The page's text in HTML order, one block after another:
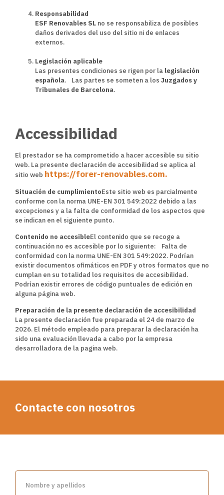
Responsabilidad
ESF Renovables SL no se responsabiliza de posibles
daños derivados del uso del sitio ni de enlaces
externos.
Legislación aplicable
Las presentes condiciones se rigen por la legislación
española. Las partes se someten a los Juzgados y
Tribunales de Barcelona.
Accessibilidad
El prestador se ha comprometido a hacer accesible su sitio
web. La presente declaración de accesibilidad se aplica al
sitio web https://forer-renovables.com.
Situación de cumplimientoEste sitio web es parcialmente
conforme con la norma UNE-EN 301 549:2022 debido a las
excepciones y a la falta de conformidad de los aspectos que
se indican en el siguiente punto.
Contenido no accesibleEl contenido que se recoge a
continuación no es accesible por lo siguiente: Falta de
conformidad con la norma UNE-EN 301 549:2022. Podrían
existir documentos ofimáticos en PDF y otros formatos que no
cumplan en su totalidad los requisitos de accesibilidad.
Podrían existir errores de código puntuales de edición en
alguna página web.
Preparación de la presente declaración de accesibilidad
La presente declaración fue preparada el 24 de marzo de
2026. El método empleado para preparar la declaración ha
sido una evaluación llevada a cabo por la empresa
desarrolladora de la pagina web.
Contacte con nosotros